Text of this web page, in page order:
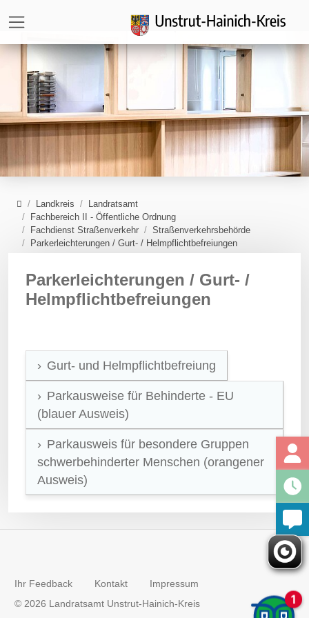
HomeLandkreis
Landratsamt
Fachbereich II - Öffentliche Ordnung
Fachdienst Straßenverkehr
Straßenverkehrsbehörde
Parkerleichterungen / Gurt- / Helmpflichtbefreiungen
Parkerleichterungen / Gurt- /
Helmpflichtbefreiungen
Gurt- und Helmpflichtbefreiung
Parkausweise für Behinderte - EU
(blauer Ausweis)
Parkausweis für besondere Gruppen
schwerbehinderter Menschen (orangener
Ausweis)
Ihr Feedback Kontakt
Impressum
© 2026 Landratsamt Unstrut-Hainich-Kreis